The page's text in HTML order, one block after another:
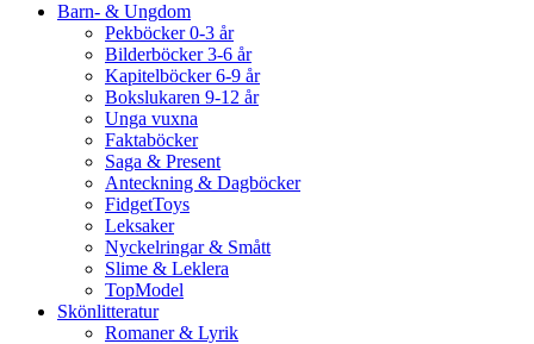
Barn- & Ungdom
Pekböcker 0-3 år
Bilderböcker 3-6 år
Kapitelböcker 6-9 år
Bokslukaren 9-12 år
Unga vuxna
Faktaböcker
Saga & Present
Anteckning & Dagböcker
FidgetToys
Leksaker
Nyckelringar & Smått
Slime & Leklera
TopModel
Skönlitteratur
Romaner & Lyrik